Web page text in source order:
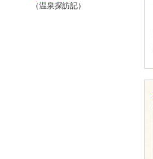
（温泉探訪記）